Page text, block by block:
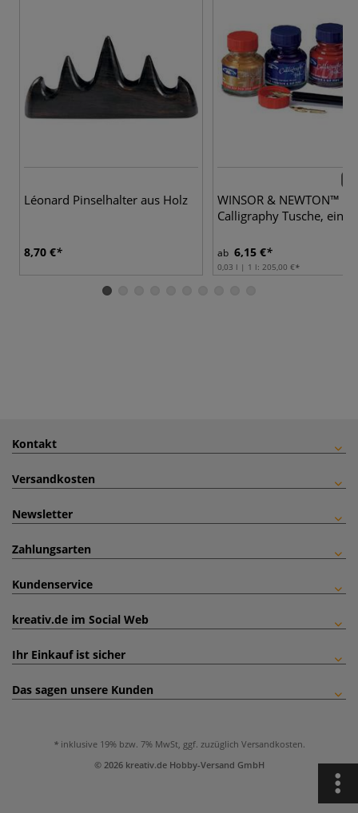
Léonard Pinselhalter aus Holz
8,70 €
WINSOR & NEWTON™
Calligraphy Tusche,
ab 6,15 €
0,03 l | 1 l: 205,00 €
Kontakt
Versandkosten
Newsletter
Zahlungsarten
Kundenservice
kreativ.de im Social Web
Ihr Einkauf ist sicher
Das sagen unsere Kunden
inklusive 19% bzw. 7% MwSt, ggf. zuzüglich Versandkosten.
© 2026 kreativ.de Hobby-Versand GmbH